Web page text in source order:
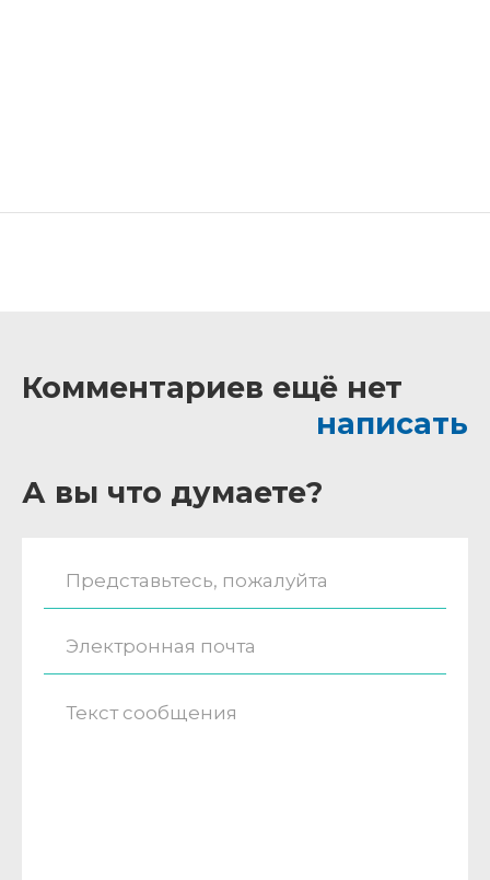
Комментариев ещё нет
написать
А вы что думаете?